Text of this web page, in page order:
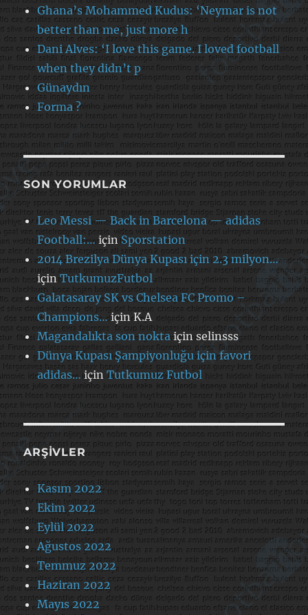
Ghana’s Mohammed Kudus: ‘Neymar is not
better than me, just more h
Dani Alves: ‘I love this game. I loved football
when they didn’t p
Günaydın
Forma ?
SON YORUMLAR
Leo Messi — Back in Barcelona — adidas
Football:…içinSporstation
2014 Brezilya Dünya Kupası için 2.3 milyon…
içinTutkumuzFutbol
Galatasaray SK vs Chelsea FC Promo –
Champions…içinK.A
Magandalıkta son noktaiçinselinsss
Dünya Kupası Şampiyonluğu için favori
adidas…içinTutkumuz Futbol
ARŞIVLER
Kasım 2022
Ekim 2022
Eylül 2022
Ağustos 2022
Temmuz 2022
Haziran 2022
Mayıs 2022